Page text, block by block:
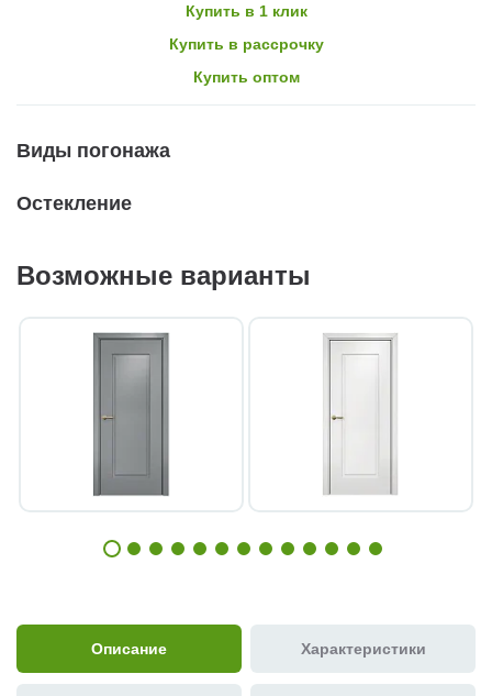
Купить в 1 клик
Купить в рассрочку
Купить оптом
Виды погонажа
Остекление
Возможные варианты
Описание Характеристики